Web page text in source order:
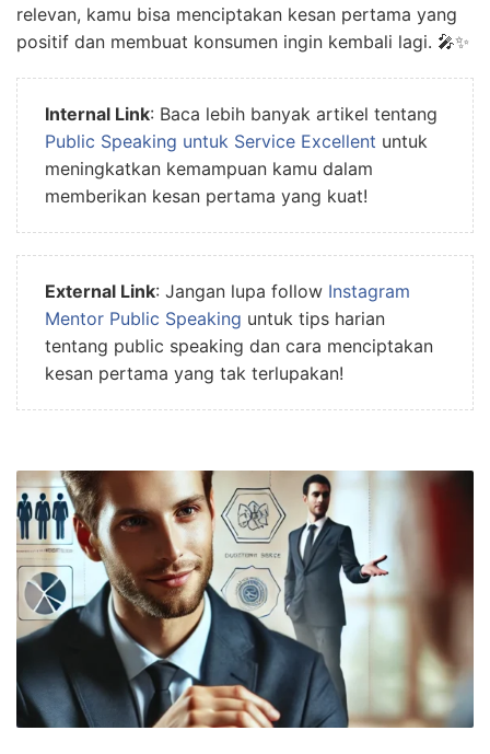
relevan, kamu bisa menciptakan kesan pertama yang
positif dan membuat konsumen ingin kembali lagi. 🎤✨
Internal Link: Baca lebih banyak artikel tentang
Public Speaking untuk Service Excellent untuk
meningkatkan kemampuan kamu dalam
memberikan kesan pertama yang kuat!
External Link: Jangan lupa follow Instagram
Mentor Public Speaking untuk tips harian
tentang public speaking dan cara menciptakan
kesan pertama yang tak terlupakan!